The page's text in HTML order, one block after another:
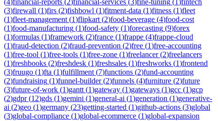
(3)firewall (1)firs (2)fishbowl (1)fitment-data (1)fitness (1)fleet
(1)fleet-management (1)flipkart (2)food-beverage (4)food-cost
(1)food-manufacturing (1)food-safety (1)forecasting (9)forex
(1)formulas (1)framework (2)france (1)frappe (4)frappe-cloud
(1)fraud-detection (2)fraud-prevention (2)free (1)free-accounting
(1)free-tool (1)free-tools (1)free-zone (1)freelancer(2)freelancers
(1)freshbooks (2)freshdesk (1)freshsales (1)freshworks (1)frontend
(3)fruugo (1)fta (1)fulfillment (7)functions (2)fund-accounting
(2)fundraising (1)funnel-builder(2)funnels (4)furniture (2)future
(3)future-of-work (1)gantt (1)gateway (1)gateways (1)gcc (1)gcp
(2)gdpr(12)gds (1)gemini (1)general-ai (1)generation (1)generative-
ai (2)geo (1)germany (23)getting-started (1)github-actions (3)global
(3)global-compliance (1)global-ecommerce (1)global-expansion